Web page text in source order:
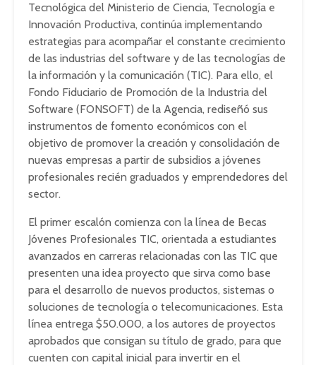
Tecnológica del Ministerio de Ciencia, Tecnología e
Innovación Productiva, continúa implementando
estrategias para acompañar el constante crecimiento
de las industrias del software y de las tecnologías de
la información y la comunicación (TIC). Para ello, el
Fondo Fiduciario de Promoción de la Industria del
Software (FONSOFT) de la Agencia, rediseñó sus
instrumentos de fomento económicos con el
objetivo de promover la creación y consolidación de
nuevas empresas a partir de subsidios a jóvenes
profesionales recién graduados y emprendedores del
sector.
El primer escalón comienza con la línea de Becas
Jóvenes Profesionales TIC, orientada a estudiantes
avanzados en carreras relacionadas con las TIC que
presenten una idea proyecto que sirva como base
para el desarrollo de nuevos productos, sistemas o
soluciones de tecnología o telecomunicaciones. Esta
línea entrega $50.000, a los autores de proyectos
aprobados que consigan su título de grado, para que
cuenten con capital inicial para invertir en el